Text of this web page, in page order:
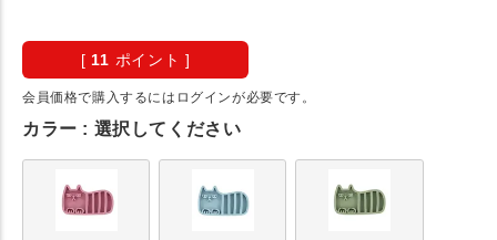
[ 11 ポイント ]
会員価格で購入するにはログインが必要です。
カラー 選択してください